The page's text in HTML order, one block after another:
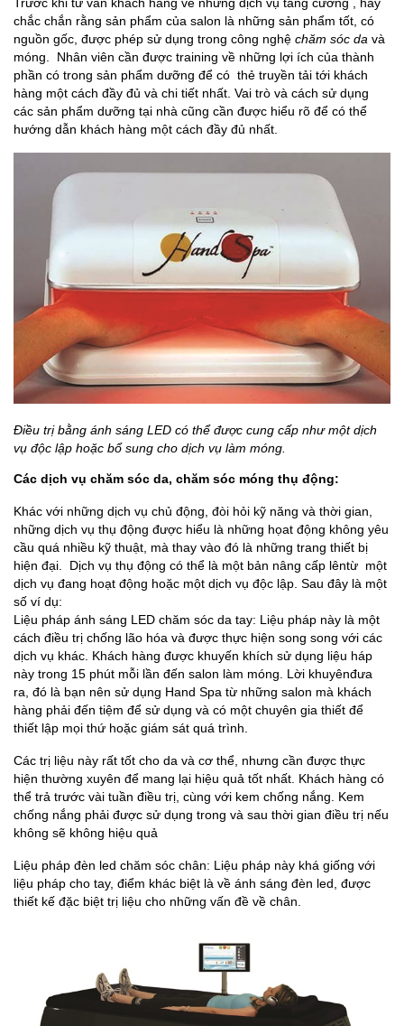
chắc chắn rằng sản phẩm của salon là những sản phẩm tốt, có
nguồn gốc, được phép sử dụng trong công nghệ chăm sóc da và
móng. Nhân viên cần được training về những lợi ích của thành
phần có trong sản phẩm dưỡng để có thẻ truyền tải tới khách
hàng một cách đầy đủ và chi tiết nhất. Vai trò và cách sử dụng
các sản phẩm dưỡng tại nhà cũng cần được hiểu rõ để có thể
hướng dẫn khách hàng một cách đầy đủ nhất.
Điều trị bằng ánh sáng LED có thể được cung cấp như một dịch
vụ độc lập hoặc bổ sung cho dịch vụ làm móng.
Các dịch vụ chăm sóc da, chăm sóc móng thụ động:
Khác với những dịch vụ chủ động, đòi hỏi kỹ năng và thời gian,
những dịch vụ thụ động được hiểu là những họat động không yêu
cầu quá nhiều kỹ thuật, mà thay vào đó là những trang thiết bị
hiện đại. Dịch vụ thụ động có thể là một bản nâng cấp lêntừ một
dịch vụ đang hoạt động hoặc một dịch vụ độc lập. Sau đây là một
số ví dụ:
Liệu pháp ánh sáng LED chăm sóc da tay: Liệu pháp này là một
cách điều trị chống lão hóa và được thực hiện song song với các
dịch vụ khác. Khách hàng được khuyến khích sử dụng liệu háp
này trong 15 phút mỗi lần đến salon làm móng. Lời khuyênđưa
ra, đó là bạn nên sử dụng Hand Spa từ những salon mà khách
hàng phải đến tiệm để sử dụng và có một chuyên gia thiết để
thiết lập mọi thứ hoặc giám sát quá trình.
Các trị liệu này rất tốt cho da và cơ thể, nhưng cần được thực
hiện thường xuyên để mang lại hiệu quả tốt nhất. Khách hàng có
thể trả trước vài tuần điều trị, cùng với kem chống nắng. Kem
chống nắng phải được sử dụng trong và sau thời gian điều trị nếu
không sẽ không hiệu quả
Liệu pháp đèn led chăm sóc chân: Liệu pháp này khá giống với
liệu pháp cho tay, điểm khác biệt là về ánh sáng đèn led, được
thiết kế đặc biệt trị liệu cho những vấn đề về chân.